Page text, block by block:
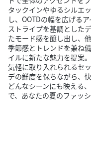
タックインやゆるシルエ
し、OOTDの幅を広げるア
ストライプを基調とした
たモード感を醸し出し、
季節感とトレンドを兼ね
イルに新たな魅力を提案。
気軽に取り入れられるセ
デの鮮度を保ちながら、
どんなシーンにも映える
で、あなたの夏のファッ